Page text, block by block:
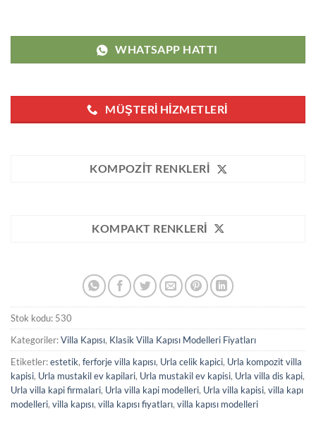
WHATSAPP HATTI
MÜŞTERI HIZMETLERI
KOMPOZIT RENKLERI
KOMPAKT RENKLERI
Stok kodu: 530
Kategoriler:Villa Kapısı, Klasik Villa Kapısı Modelleri Fiyatları
Etiketler:estetik, ferforje villa kapısı, Urla celik kapici, Urla kompozit villa
kapisi, Urla mustakil ev kapilari, Urla mustakil ev kapisi, Urla villa dis kapi,
Urla villa kapi firmalari, Urla villa kapi modelleri, Urla villa kapisi, villa kapı
modelleri, villa kapısı, villa kapısı fiyatları, villa kapısı modelleri